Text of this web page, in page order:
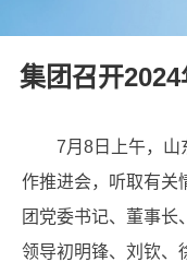
集团召开
7月8日上午，山
作推进会，听取有关
团党委书记、董事长
领导初明锋、刘钦、